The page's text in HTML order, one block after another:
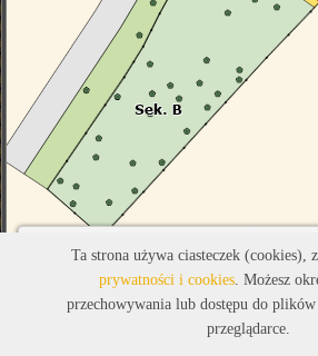
Ta strona używa ciasteczek (cookies),
prywatności i cookies. Możesz
przechowywania lub dostępu do
przeglądarce.